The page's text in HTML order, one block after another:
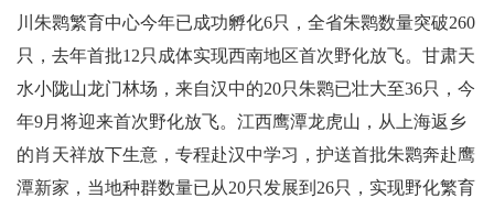
川朱鹮繁育中心今年已成功孵化6只，全省朱鹮数量突破260
只，去年首批12只成体实现西南地区首次野化放飞。甘肃天
水小陇山龙门林场，来自汉中的20只朱鹮已壮大至36只，今
年9月将迎来首次野化放飞。江西鹰潭龙虎山，从上海返乡
的肖天祥放下生意，专程赴汉中学习，护送首批朱鹮奔赴鹰
潭新家，当地种群数量已从20只发展到26只，实现野化繁育